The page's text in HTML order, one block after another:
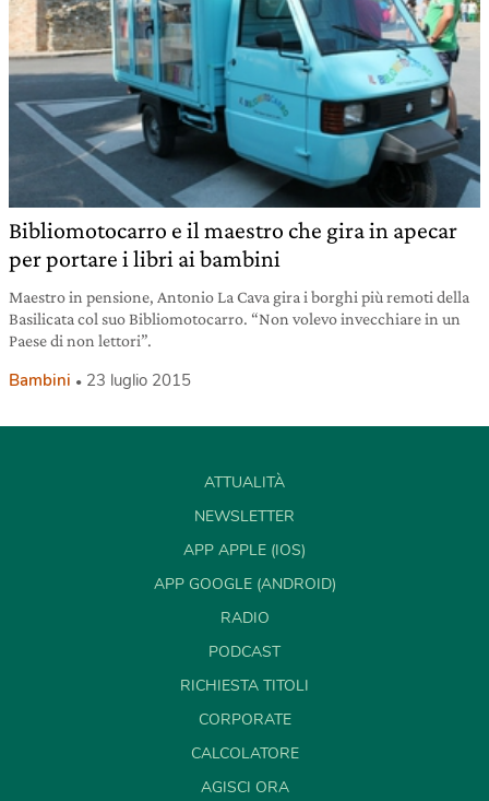
Bibliomotocarro e il maestro che gira in apecar
per portare i libri ai bambini
Maestro in pensione, Antonio La Cava gira i borghi più remoti della
Basilicata col suo Bibliomotocarro. “Non volevo invecchiare in un
Paese di non lettori”.
Bambini 23 luglio 2015
ATTUALITÀ
NEWSLETTER
APP APPLE (IOS)
APP GOOGLE (ANDROID)
RADIO
PODCAST
RICHIESTA TITOLI
CORPORATE
CALCOLATORE
AGISCI ORA